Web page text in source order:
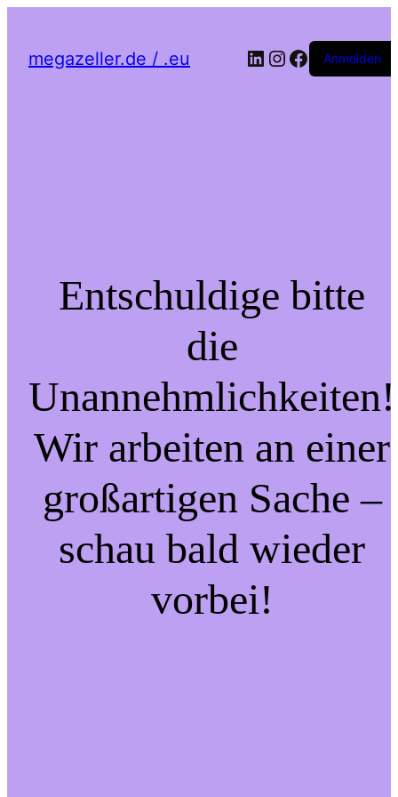
megazeller.de / .eu LinkedIn
Instagram
Facebook
Anmelden
Entschuldige bitte
die
Unannehmlichkeiten!
Wir arbeiten an einer
großartigen Sache –
schau bald wieder
vorbei!